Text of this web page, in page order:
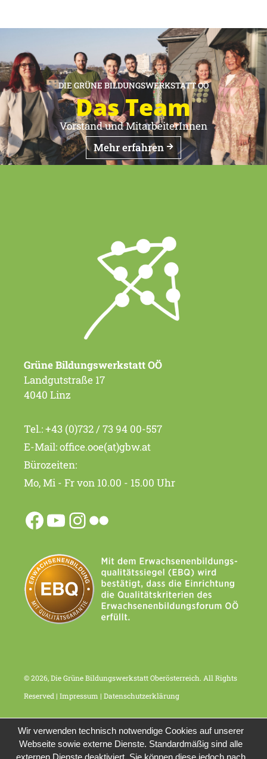
DIE GRÜNE BILDUNGSWERKSTATT OÖ
Das Team
Vorstand und MitarbeiterInnen
Mehr erfahren
Grüne Bildungswerkstatt OÖ
Landgutstraße 17
4040 Linz
Tel.:+43 (0)732 / 73 94 00-557
E-Mail:office.ooe(at)gbw.at
Bürozeiten:
Mo, Mi - Fr von 10.00 - 15.00 Uhr
© 2026, Die Grüne Bildungswerkstatt Oberösterreich. All Rights
Reserved |Impressum |Datenschutzerklärung
Wir verwenden technisch notwendige Cookies auf unserer
Webseite sowie externe Dienste. Standardmäßig sind alle
externen Dienste deaktiviert. Sie können diese jedoch nach